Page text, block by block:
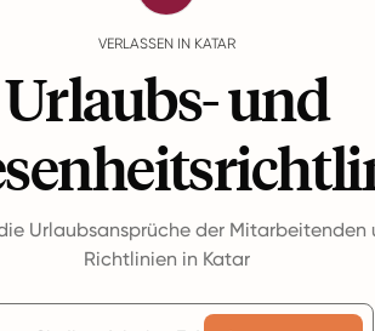
VERLASSEN IN KATAR
Urlaubs- und
Urlaubsansprüche der Mitarbeitenden
Richtlinien in Katar